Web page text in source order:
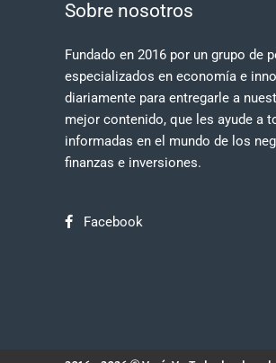
Sobre nosotros
Fundado en 2016 por un grupo de
especializados en economía e
diariamente para entregarle a
mejor contenido, que les ayude a
informadas en el mundo de los
finanzas e inversiones.
Facebook